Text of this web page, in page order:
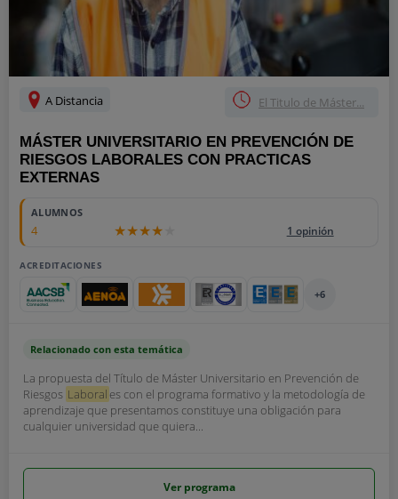
A Distancia El Titulo de Máster...
MÁSTER UNIVERSITARIO EN PREVENCIÓN DE
RIESGOS LABORALES CON PRACTICAS
EXTERNAS
ALUMNOS
4 1 opinión
ACREDITACIONES
+6
Relacionado con esta temática
La propuesta del Título de Máster Universitario en Prevención de
Riesgos Laboral es con el programa formativo y la metodología de
aprendizaje que presentamos constituye una obligación para
cualquier universidad que quiera...
Ver programa